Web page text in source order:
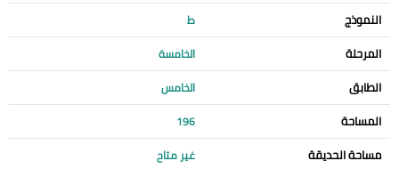
النموذج ط
المرحلة الخامسة
الطابق الخامس
المساحة 196
مساحة الحديقة غير متاح